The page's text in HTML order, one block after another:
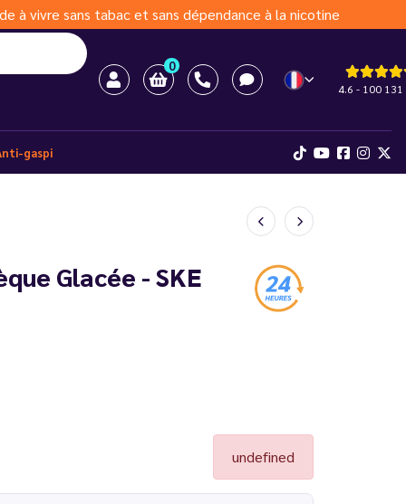
à vivre sans tabac et sans dépendance à la nicotine
0
4.6 - 100 131
gaspi
Glacée - SKE
undefined